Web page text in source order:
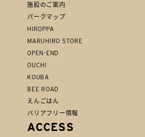
施設のご案内
パークマップ
HIROPPA
MARUHIRO STORE
OPEN-END
OUCHI
KOUBA
BEE ROAD
えんごはん
バリアフリー情報
ACCESS